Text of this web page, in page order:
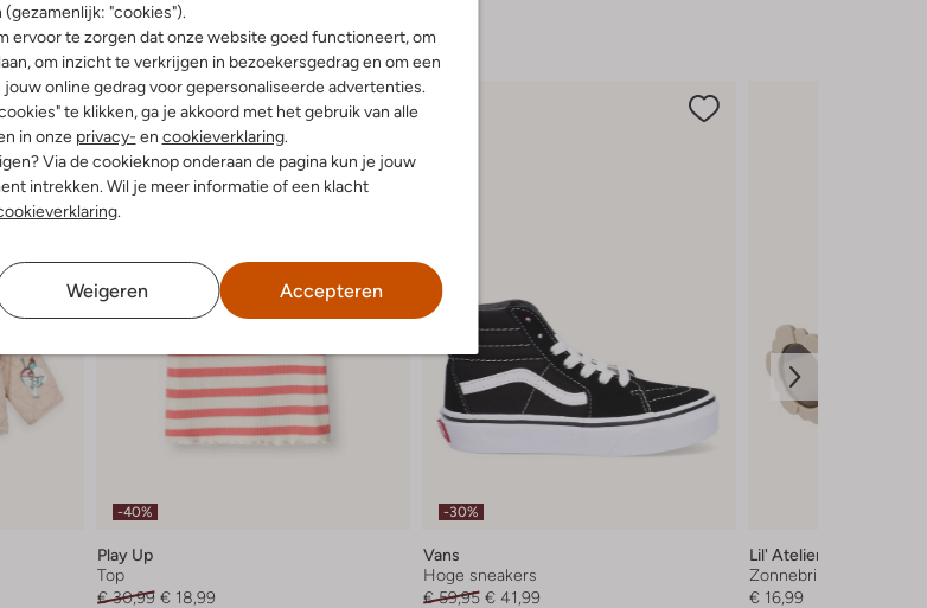
"cookies").
ervoor te zorgen dat onze website goed functioneert, om
om inzicht te verkrijgen in bezoekersgedrag en om een
online gedrag voor gepersonaliseerde advertenties.
te klikken, ga je akkoord met het gebruik van alle
in onze privacy- en cookieverklaring.
Via de cookieknop onderaan de pagina kun je jouw
intrekken. Wil je meer informatie of een klacht
.
Weigeren Accepteren
-40%
Play Up
Top
€ 30,99 € 18,99
-30%
Vans
Hoge sneakers
€ 59,95 € 41,99
Lil' Atelier
Zonnebril
€ 16,99